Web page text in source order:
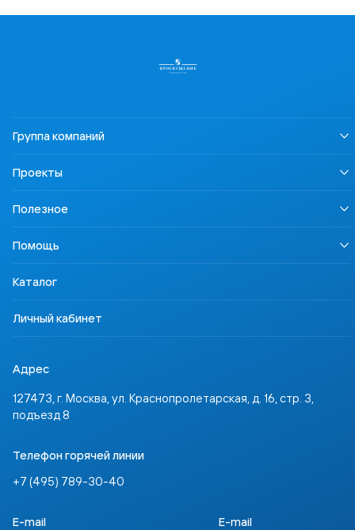
Группа компаний
Устойчивое развитие
Информация для СМИ
Карьера
Правовая информация
Осторожно, контрафакт
Контакты
Проекты
Урок безопасности
Наша Победа
Профориентация
Учимся для жизни
ССТ Лингвотест
Полезное
Родителям
Ученикам
Партнёрам
Инвесторам
Помощь
Где купить
Задать вопрос
Каталог
Личный кабинет
Адрес
127473, г. Москва, ул. Краснопролетарская, д. 16, стр. 3,
подъезд 8
Телефон горячей линии
+7 (495) 789-30-40
E-mail
E-mail